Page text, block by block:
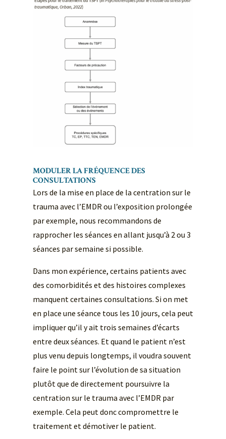
MODULER LA FRÉQUENCE DES
CONSULTATIONS
Lors de la mise en place de la centration sur le
trauma avec l’EMDR ou l’exposition prolongée
par exemple, nous recommandons de
rapprocher les séances en allant jusqu’à 2 ou 3
séances par semaine si possible.
Dans mon expérience, certains patients avec
des comorbidités et des histoires complexes
manquent certaines consultations. Si on met
en place une séance tous les 10 jours, cela peut
impliquer qu’il y ait trois semaines d’écarts
entre deux séances. Et quand le patient n’est
plus venu depuis longtemps, il voudra souvent
faire le point sur l’évolution de sa situation
plutôt que de directement poursuivre la
centration sur le trauma avec l’EMDR par
exemple. Cela peut donc compromettre le
traitement et démotiver le patient.